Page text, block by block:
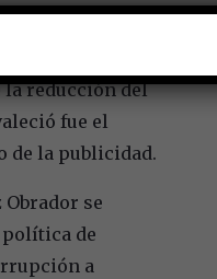
la reducción del
fue el
de la publicidad.
se
de
a